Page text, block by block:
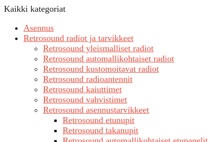
Kaikki kategoriat
Asennus
Retrosound radiot ja tarvikkeet
Retrosound yleismalliset radiot
Retrosound automallikohtaiset radiot
Retrosound kustomoitavat radiot
Retrosound radioantennit
Retrosound kaiuttimet
Retrosound vahvistimet
Retrosound asennustarvikkeet
Retrosound etunupit
Retrosound takanupit